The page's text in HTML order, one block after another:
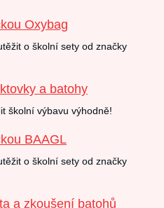
Oxybag
o školní sety od značky
a batohy
školní výbavu výhodně!
BAAGL
o školní sety od značky
a zkoušení batohů